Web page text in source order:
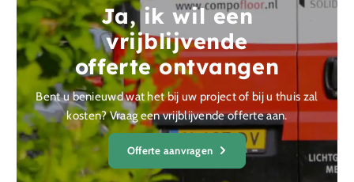
Ja, ik wil een
vrijblijvende
offerte ontvangen
Bent u benieuwd wat het bij uw project of bij u thuis zal
kosten? Vraag een vrijblijvende offerte aan.
Offerte aanvragen